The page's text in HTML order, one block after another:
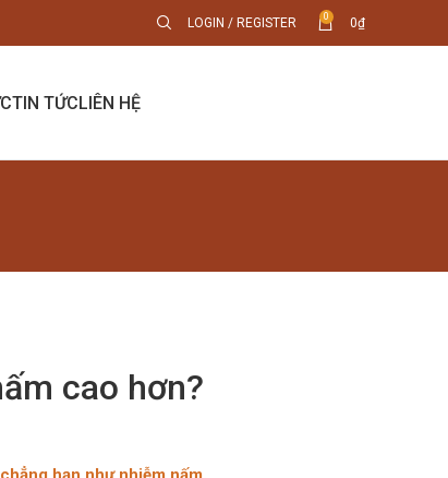
LOGIN / REGISTER 0 0₫
TIN TỨCLIÊN HỆ
cao hơn?